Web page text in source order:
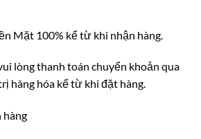
Mặt 100% kể từ khi nhận hàng.
lòng thanh toán chuyển khoản qua
hàng hóa kể từ khi đặt hàng.
hàng